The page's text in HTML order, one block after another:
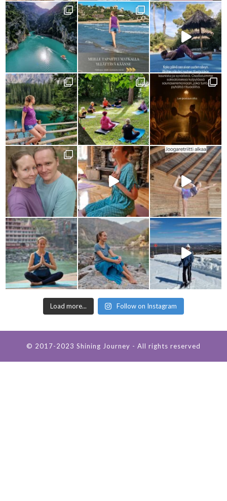
Load more... Follow on Instagram
© 2017-2023 Shining Journey - All rights reserved